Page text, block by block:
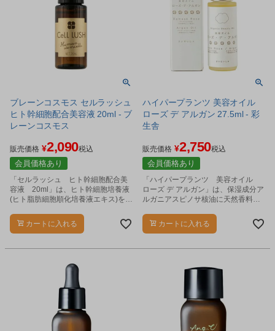
ブレーンコスモス セルラッシュ
ヒト幹細胞配合美容液 20ml - ブ
レーンコスモス
販売価格 ¥2,090税込
会員価格あり
「セルラッシュ ヒト幹細胞配合美
容液 20ml」は、ヒト幹細胞培養液
(ヒト脂肪細胞順化培養液エキス)を配
カートに入れる
ハイパープランツ 美容オイル
ローズ デ アルガン 27.5ml - 彩
生舎
販売価格 ¥2,750税込
会員価格あり
「ハイパープランツ 美容オイル
ローズ デ アルガン」は、保湿成分ア
ルガニアスピノサ核油に天然香料と
容オイルです。
カートに入れる